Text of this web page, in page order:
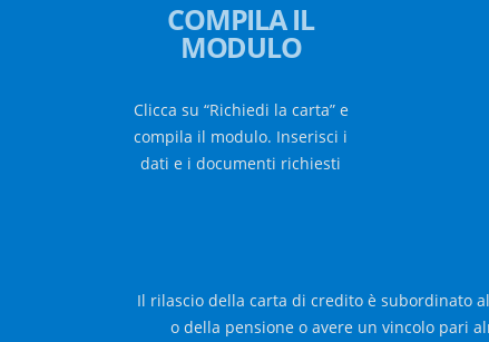
COMPILA IL
MODULO
Clicca su “Richiedi la carta” e
compila il modulo. Inserisci i
dati e i documenti richiesti
Il rilascio della carta di credito è subordinato
o della pensione o avere un vincolo pari